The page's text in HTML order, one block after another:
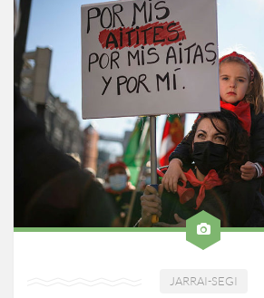
JARRAI-SEGI